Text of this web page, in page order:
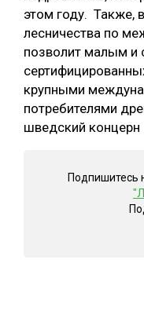
этом году. Также,
лесничества по
позволит малым и
крупными
потребителями
шведский концерн
Подпишитесь